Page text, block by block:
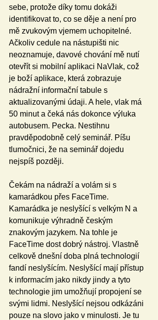
sebe, protože díky tomu dokáži
identifikovat to, co se děje a není pro
mě zvukovým vjemem uchopitelné.
Ačkoliv cedule na nástupišti nic
neoznamuje, davové chování mě nutí
otevřít si mobilní aplikaci NaVlak, což
je boží aplikace, která zobrazuje
nádražní informační tabule s
aktualizovanými údaji. A hele, vlak má
50 minut a čeká nás dokonce výluka
autobusem. Pecka. Nestihnu
pravděpodobně celý seminář. Píšu
tlumočnici, že na seminář dojedu
nejspíš později.
Čekám na nádraží a volám si s
kamarádkou přes FaceTime.
Kamarádka je neslyšící s velkým N a
komunikuje výhradně českým
znakovým jazykem. Na tohle je
FaceTime dost dobrý nástroj. Vlastně
celkově dnešní doba plná technologií
fandí neslyšícím. Neslyšící mají přístup
k informacím jako nikdy jindy a tyto
technologie jim umožňují propojení se
svými lidmi. Neslyšící nejsou odkázáni
pouze na slovo jako v minulosti. Je tu